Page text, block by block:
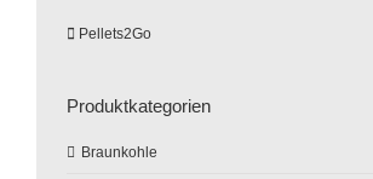
Pellets2Go
Produktkategorien
Braunkohle